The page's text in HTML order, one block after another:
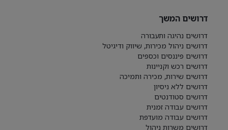
דרושים המשך
דרושים נהיגה ותעבורה
דרושים ניהול מכירות, שיווק ודיגיטל
דרושים פיננסים וכספים
דרושים רכש וקניינות
דרושים שירות, מכירה ותמיכה
דרושים ללא ניסיון
דרושים סטודנטים
דרושים עבודה זמנית
דרושים עבודה מועדפת
דרושים משרות ניהול